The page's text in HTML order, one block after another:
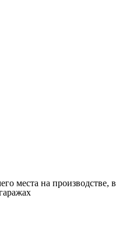
места на производстве, в